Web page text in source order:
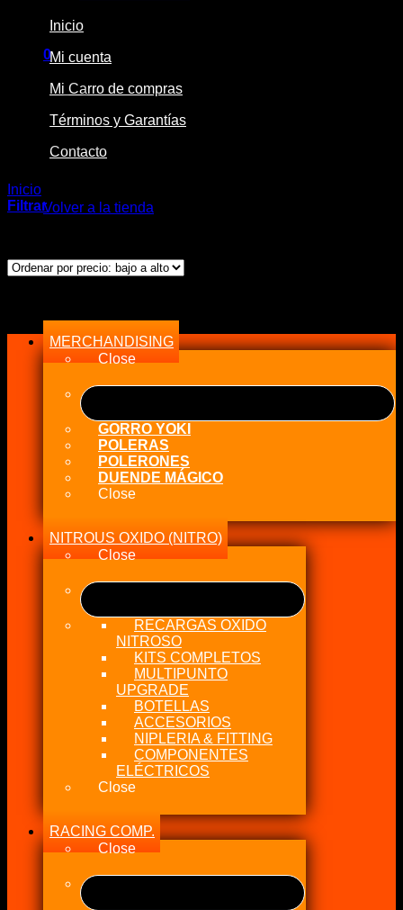
0
Volver a la tienda
Inicio
Mi cuenta
Mi Carro de compras
Términos y Garantías
Contacto
Inicio
Filtrar
MERCHANDISING
Close
GORRO YOKI
POLERAS
POLERONES
DUENDE MÁGICO
Close
NITROUS OXIDO (NITRO)
Close
RECARGAS OXIDO
NITROSO
KITS COMPLETOS
MULTIPUNTO
UPGRADE
BOTELLAS
ACCESORIOS
NIPLERIA & FITTING
COMPONENTES
ELÉCTRICOS
Close
RACING COMP.
Close